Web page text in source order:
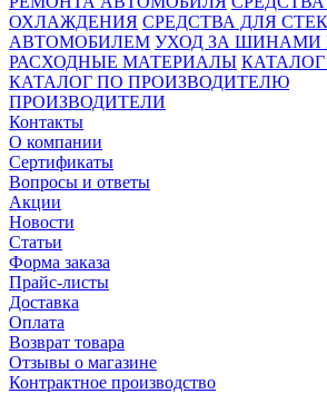
ОХЛАЖДЕНИЯ СРЕДСТВА ДЛЯ
АВТОМОБИЛЕМ УХОД ЗА ШИНАМИ
РАСХОДНЫЕ МАТЕРИАЛЫ
КАТАЛОГ ПО ПРОИЗВОДИТЕЛЮ
ПРОИЗВОДИТЕЛИ
Контакты
О компании
Сертификаты
Вопросы и ответы
Акции
Новости
Статьи
Форма заказа
Прайс-листы
Доставка
Оплата
Возврат товара
Отзывы о магазине
Контрактное производство